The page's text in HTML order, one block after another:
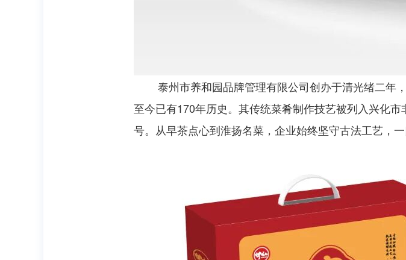
泰州市养和园品牌管理有限公司创办于清光绪二年，
至今已有170年历史。其传统菜肴制作技艺被列入兴化
号。从早茶点心到淮扬名菜，企业始终坚守古法工艺，